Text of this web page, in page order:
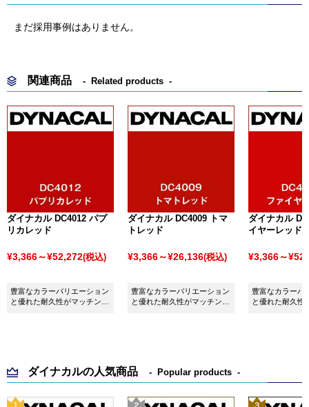
まだ採用事例はありません。
関連商品 Related products
ダイナカル DC4012 パプ
リカレッド
¥3,366～¥52,272(税込)
豊富なカラーバリエーション
と優れた耐久性がマッチング
ダイナカル DC4009 トマ
トレッド
¥3,366～¥26,136(税込)
豊富なカラーバリエーション
と優れた耐久性がマッチング
ダイナカル
イヤーレッド
¥3,366～
豊富なカラーバ
と優れた耐久性
ダイナカルの人気商品 Popular products